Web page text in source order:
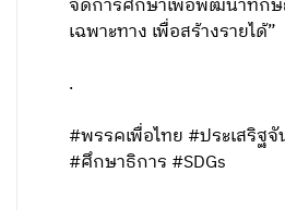
จัดการศึกษาเพื่อพัฒนาทัก
เฉพาะทาง เพื่อสร้างรายได้”
.
#พรรคเพื่อไทย #ประเสริฐ
#ศึกษาธิการ #SDGs